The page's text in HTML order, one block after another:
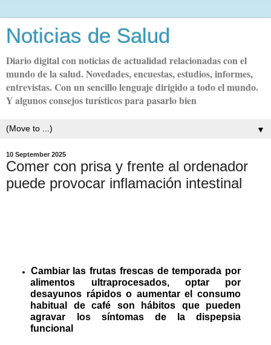
Noticias de Salud
Diario digital con noticias de actualidad relacionadas con el
mundo de la salud. Novedades, encuestas, estudios, informes,
entrevistas. Con un sencillo lenguaje dirigido a todo el mundo.
Y algunos consejos turísticos para pasarlo bien
▼
10 September 2025
Comer con prisa y frente al ordenador
puede provocar inflamación intestinal
Cambiar las frutas frescas de temporada por
alimentos ultraprocesados, optar por
desayunos rápidos o aumentar el consumo
habitual de café son hábitos que pueden
agravar los síntomas de la dispepsia
funcional